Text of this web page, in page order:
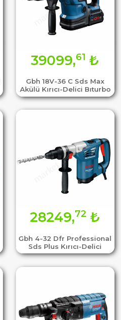
Gbh 18V-36 C Sds Max
Akülü Kırıcı-Delici Bıturbo
39099,61 ₺
Gbh 4-32 Dfr Professional
Sds Plus Kırıcı-Delici
28249,72 ₺